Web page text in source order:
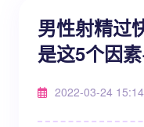
男性射精过
是这5个因素
2022-03-24